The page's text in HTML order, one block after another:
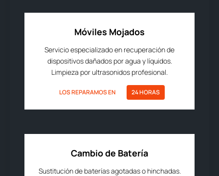
Móviles Mojados
Servicio especializado en recuperación de
dispositivos dañados por agua y líquidos.
Limpieza por ultrasonidos profesional.
LOS REPARAMOS EN 24 HORAS
Cambio de Batería
Sustitución de baterías agotadas o hinchadas.